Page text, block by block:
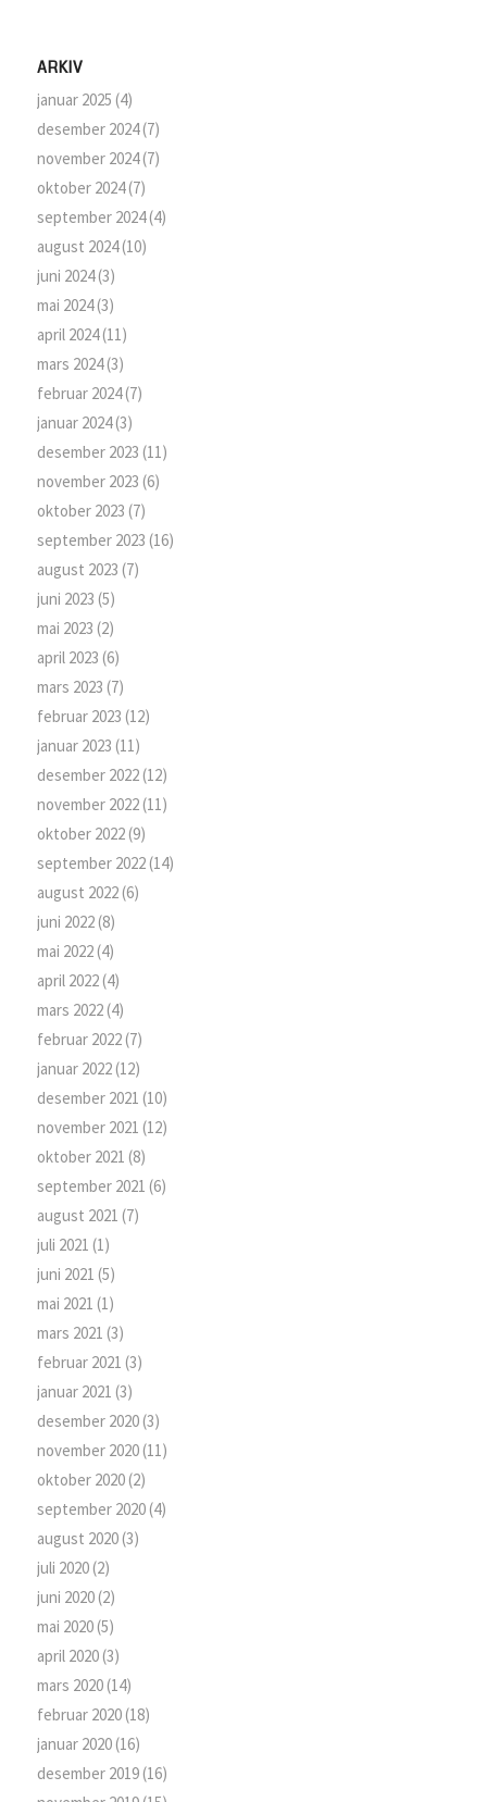
ARKIV
januar 2025 (4)
desember 2024(7)
november 2024(7)
oktober 2024(7)
september 2024(4)
august 2024(10)
juni 2024(3)
mai 2024(3)
april 2024(11)
mars 2024(3)
februar 2024(7)
januar 2024(3)
desember 2023 (11)
november 2023 (6)
oktober 2023 (7)
september 2023 (16)
august 2023 (7)
juni 2023 (5)
mai 2023 (2)
april 2023 (6)
mars 2023 (7)
februar 2023 (12)
januar 2023 (11)
desember 2022(12)
november 2022(11)
oktober 2022(9)
september 2022(14)
august 2022(6)
juni 2022(8)
mai 2022(4)
april 2022(4)
mars 2022(4)
februar 2022(7)
januar 2022(12)
desember 2021 (10)
november 2021 (12)
oktober 2021 (8)
september 2021 (6)
august 2021 (7)
juli 2021 (1)
juni 2021 (5)
mai 2021 (1)
mars 2021 (3)
februar 2021 (3)
januar 2021 (3)
desember 2020(3)
november 2020(11)
oktober 2020(2)
september 2020(4)
august 2020(3)
juli 2020(2)
juni 2020(2)
mai 2020(5)
april 2020(3)
mars 2020(14)
februar 2020(18)
januar 2020(16)
desember 2019(16)